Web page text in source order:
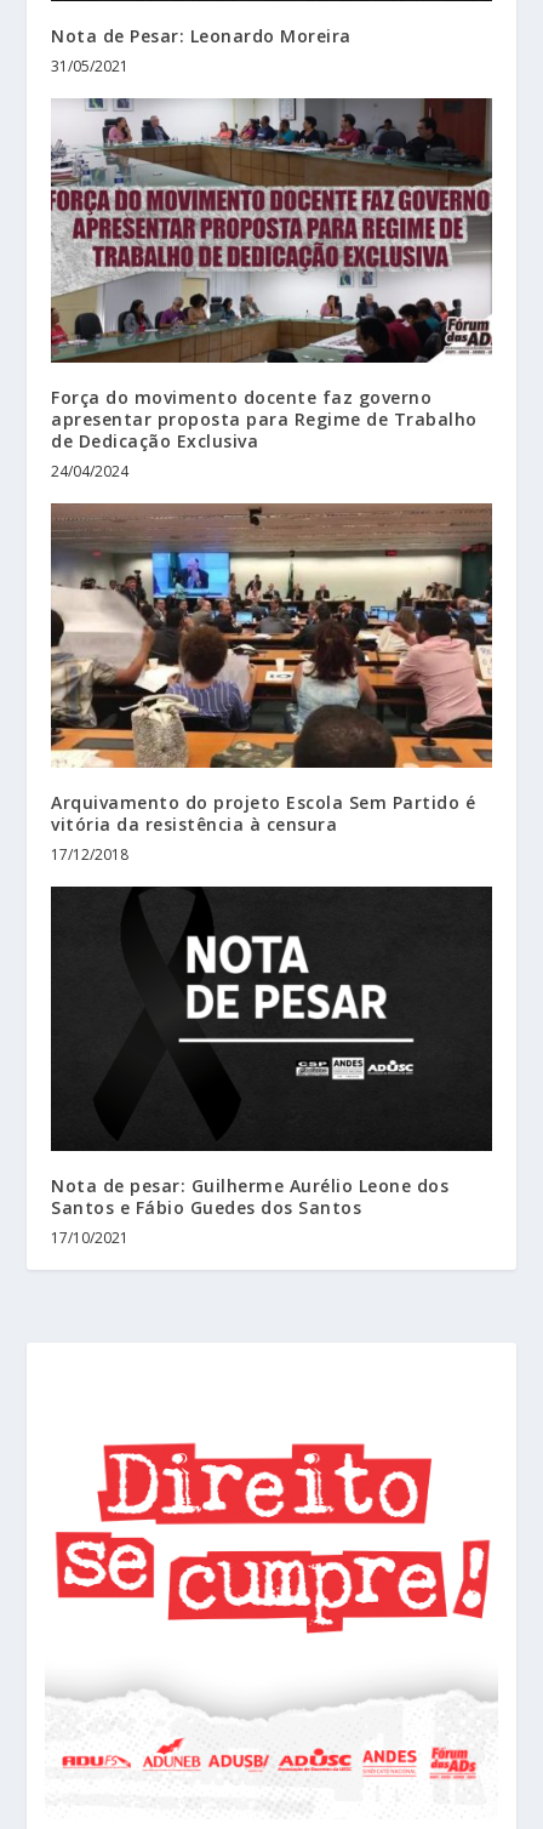
Nota de Pesar: Leonardo Moreira
31/05/2021
Força do movimento docente faz governo
apresentar proposta para Regime de Trabalho
de Dedicação Exclusiva
24/04/2024
Arquivamento do projeto Escola Sem Partido é
vitória da resistência à censura
17/12/2018
Nota de pesar: Guilherme Aurélio Leone dos
Santos e Fábio Guedes dos Santos
17/10/2021